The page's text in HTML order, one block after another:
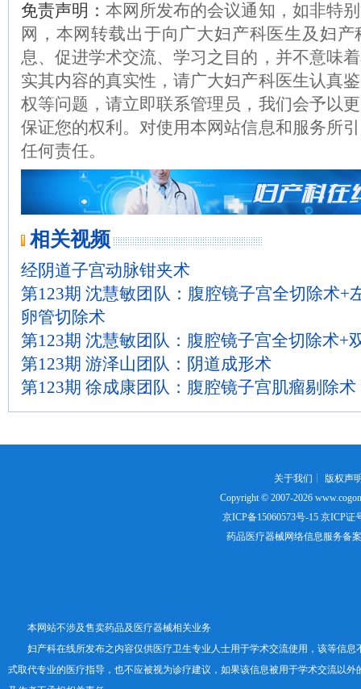
免责声明：本网所发布的会议通知，如非特
网，本网转载出于向广大妇产科医生及妇
息、促进学术交流、学习之目的，并不意味
实其内容的真实性，请广大妇产科医生认真
权等问题，请立即联系管理员，我们会予以
保证您的权利。对使用本网站信息和服务所
任何责任。
相关视频
经阴道子宫动脉钳夹术
第123期 沈慧敏团队：腹腔镜子宫全切除术+
卵管切除术
第123期 沈慧敏团队：腹腔镜子宫全切除术+
第123期 游泽山团队：阴道成形术
第123期 徐成康团队：腹腔镜子宫肌瘤剔除术
关于我们 ┊ 版权声
Copyright © 2007-2026
京ICP备15060573号-15京ICP证
药品医疗器械网络信息服务备
本网站不涉及售卖药品及医疗器械相关业务
妇产科在线所发布之内容仅供医疗卫生专业人士用于学术交流使用，该等信息
式取代专业的医疗指导，也不应被视为诊疗建议，如果该信息被用于学术交流以外